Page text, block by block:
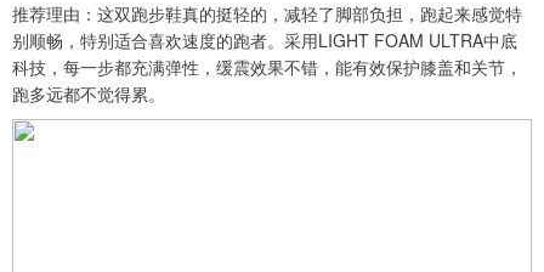
推荐理由：这双跑步鞋真的挺轻的，减轻了脚部负担，跑起来感觉特
别顺畅，特别适合喜欢速度的跑者。采用LIGHT FOAM ULTRA中底
科技，每一步都充满弹性，缓震效果不错，能有效保护膝盖和关节，
跑多远都不觉得累。